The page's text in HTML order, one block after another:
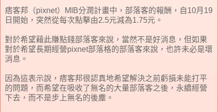
痞客邦（pixnet）MIB分潤計畫中，部落客的報酬，自10月19
日開始，突然從每次點擊由2.5元減為1.75元。
對於希望藉此賺點錢部落客來說，當然不是好消息，但如果
對於希望長期經營pixnet部落格的部落客來說，也許未必是壞
消息。
因為這表示說，痞客邦很認真地希望解決之前虧損未能打平
的問題，而希望在吸收了無名的大量部落客之後，永續經營
下去，而不是步上無名的後塵。